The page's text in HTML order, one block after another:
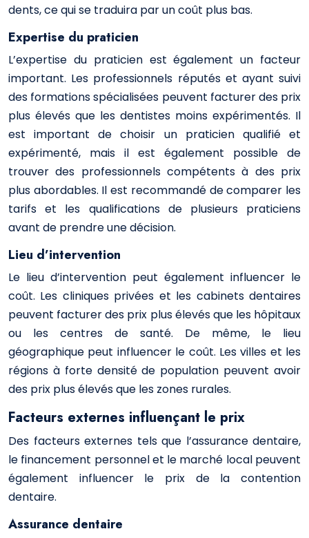
dents, ce qui se traduira par un coût plus bas.
Expertise du praticien
L’expertise du praticien est également un facteur
important. Les professionnels réputés et ayant suivi
des formations spécialisées peuvent facturer des prix
plus élevés que les dentistes moins expérimentés. Il
est important de choisir un praticien qualifié et
expérimenté, mais il est également possible de
trouver des professionnels compétents à des prix
plus abordables. Il est recommandé de comparer les
tarifs et les qualifications de plusieurs praticiens
avant de prendre une décision.
Lieu d’intervention
Le lieu d’intervention peut également influencer le
coût. Les cliniques privées et les cabinets dentaires
peuvent facturer des prix plus élevés que les hôpitaux
ou les centres de santé. De même, le lieu
géographique peut influencer le coût. Les villes et les
régions à forte densité de population peuvent avoir
des prix plus élevés que les zones rurales.
Facteurs externes influençant le prix
Des facteurs externes tels que l’assurance dentaire,
le financement personnel et le marché local peuvent
également influencer le prix de la contention
dentaire.
Assurance dentaire